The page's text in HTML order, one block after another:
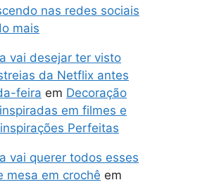
nas redes sociais
mais
vai desejar ter visto
da Netflix antes
feira em Decoração
em filmes e
Perfeitas
vai querer todos esses
mesa em crochê em